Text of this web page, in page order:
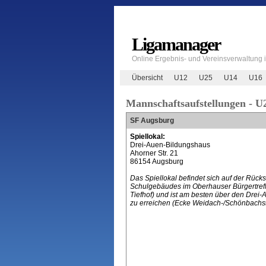
Ligamanager
Online Ergebnis- und Vereinsverwaltung
Übersicht U12 U25 U14 U16
Mannschaftsaufstellungen -
SF Augsburg
Spiellokal:
Drei-Auen-Bildungshaus
Ahorner Str. 21
86154 Augsburg
Das Spiellokal befindet sich auf der
Schulgebäudes im Oberhauser
Tiefhof) und ist am besten über den Drei-
zu erreichen (Ecke Weidach-/